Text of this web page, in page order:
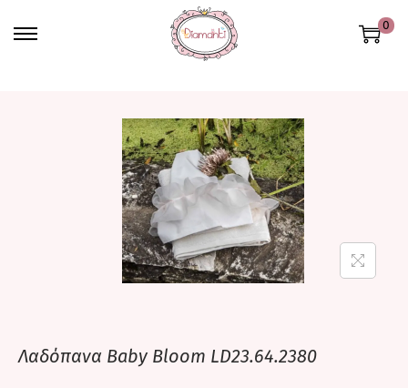
0
Λαδόπανα Baby Bloom LD23.64.2380